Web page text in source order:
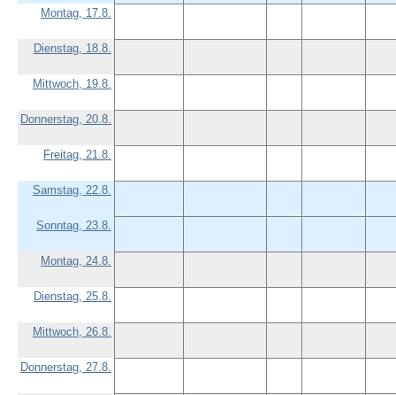
Montag, 17.8.
Dienstag, 18.8.
Mittwoch, 19.8.
Donnerstag, 20.8.
Freitag, 21.8.
Samstag, 22.8.
Sonntag, 23.8.
Montag, 24.8.
Dienstag, 25.8.
Mittwoch, 26.8.
Donnerstag, 27.8.